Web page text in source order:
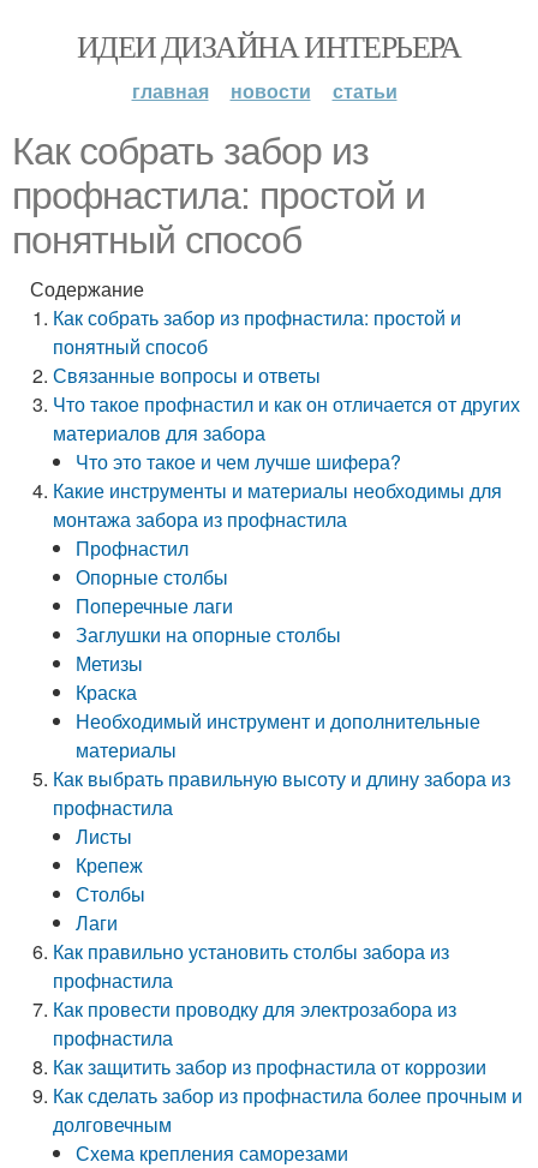
ИДЕИ ДИЗАЙНА ИНТЕРЬЕРА
главная новости статьи
Как собрать забор из
профнастила: простой и
понятный способ
Содержание
Как собрать забор из профнастила: простой и
понятный способ
Связанные вопросы и ответы
Что такое профнастил и как он отличается от других
материалов для забора
Что это такое и чем лучше шифера?
Какие инструменты и материалы необходимы для
монтажа забора из профнастила
Профнастил
Опорные столбы
Поперечные лаги
Заглушки на опорные столбы
Метизы
Краска
Необходимый инструмент и дополнительные
материалы
Как выбрать правильную высоту и длину забора из
профнастила
Листы
Крепеж
Столбы
Лаги
Как правильно установить столбы забора из
профнастила
Как провести проводку для электрозабора из
профнастила
Как защитить забор из профнастила от коррозии
Как сделать забор из профнастила более прочным и
долговечным
Схема крепления саморезами